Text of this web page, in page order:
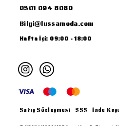
0501 094 8080
Bilgi@lussamoda.com
Hafta İçi: 09:00 - 18:00
Satış Sözleşmesi SSS İade